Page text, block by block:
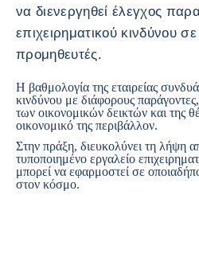
να διενεργηθεί έλεγχος
επιχειρηματικού κινδύνου
προμηθευτές.
Η βαθμολογία της εταιρείας
κινδύνου με διάφορους
των οικονομικών δεικτών και της
οικονομικό της περιβάλλον.
Στην πράξη, διευκολύνει τη λήψη
τυποποιημένο εργαλείο
μπορεί να εφαρμοστεί σε
στον κόσμο.